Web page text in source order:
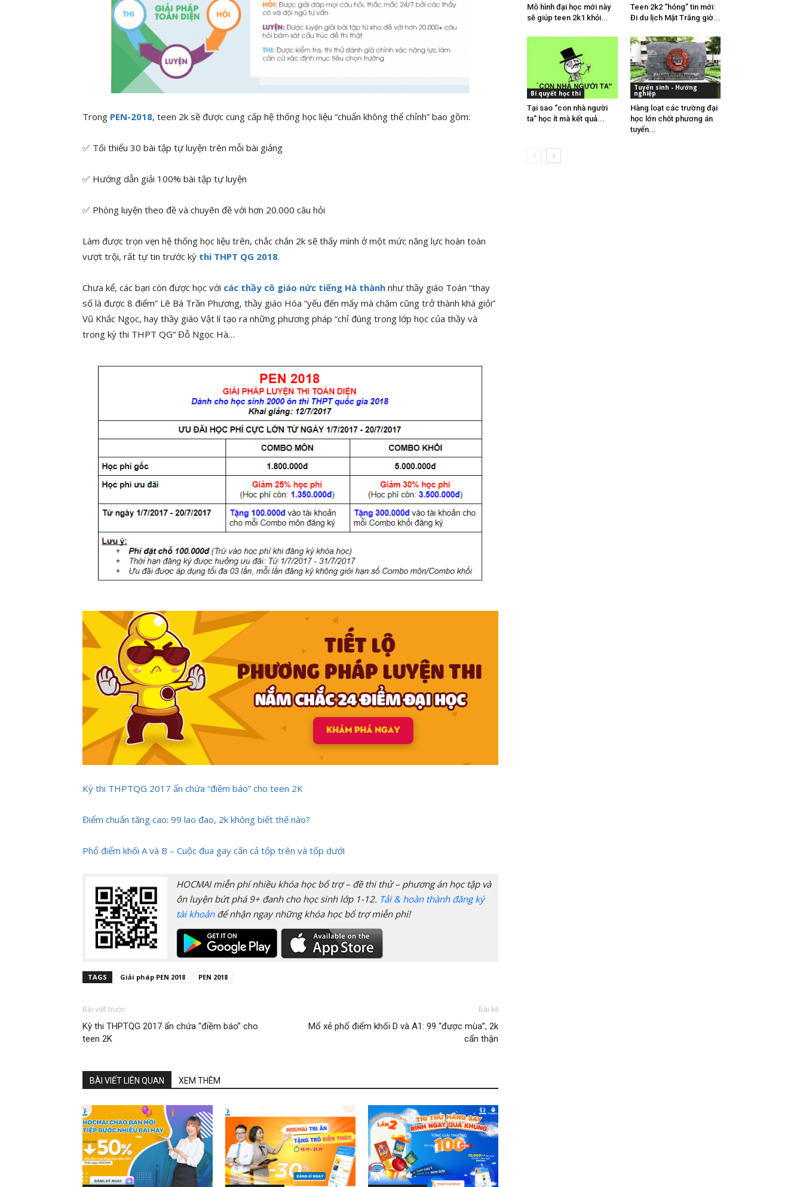
Trong PEN-2018, teen 2k sẽ được cung cấp hệ thống học liệu “chuẩn không thể chỉnh” bao gồm:
✅ Tối thiểu 30 bài tập tự luyện trên mỗi bài giảng
✅ Hướng dẫn giải 100% bài tập tự luyện
✅ Phòng luyện theo đề và chuyên đề với hơn 20.000 câu hỏi
Làm được trọn vẹn hệ thống học liệu trên, chắc chắn 2k sẽ thấy mình ở một mức năng lực hoàn toàn
vượt trội, rất tự tin trước kỳ thi THPT QG 2018.
Chưa kể, các bạn còn được học với các thầy cô giáo nức tiếng Hà thành như thầy giáo Toán “thay
số là được 8 điểm” Lê Bá Trần Phương, thầy giáo Hóa “yếu đến mấy mà chăm cũng trở thành khá giỏi”
Vũ Khắc Ngọc, hay thầy giáo Vật lí tạo ra những phương pháp “chỉ đúng trong lớp học của thầy và
trong kỳ thi THPT QG” Đỗ Ngọc Hà…
Kỳ thi THPTQG 2017 ẩn chứa “điềm báo” cho teen 2K
Điểm chuẩn tăng cao: 99 lao đao, 2k không biết thế nào?
Phổ điểm khối A và B – Cuộc đua gay cấn cả tốp trên và tốp dưới
HOCMAI miễn phí nhiều khóa học bổ trợ – đề thi thử – phương án học tập và
ôn luyện bứt phá 9+ đanh cho học sinh lớp 1-12. Tải & hoàn thành đăng ký
tài khoảnđể nhận ngay những khóa học bổ trợ miễn phí!
TAGS Giải pháp PEN 2018 PEN 2018
Bài viết trước
Kỳ thi THPTQG 2017 ẩn chứa “điềm báo” cho
teen 2K
Bài kế
Mổ xẻ phổ điểm khối D và A1: 99 “được mùa”, 2k
cẩn thận
BÀI VIẾT LIÊN QUAN XEM THÊM
Mô hình đại học mới này
sẽ giúp teen 2k1 khỏi...
Teen 2k2 “hóng” tin mới:
Đi du lịch Mặt Trăng giờ...
Bí quyết học thi
Tại sao “con nhà người
ta” học ít mà kết quả...
Tuyển sinh - Hướng
nghiệp
Hàng loạt các trường đại
học lớn chốt phương án
tuyển...